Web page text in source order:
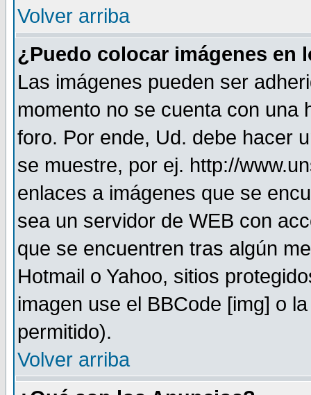
Volver arriba
¿Puedo colocar imágenes en
Las imágenes pueden ser
momento no se cuenta con una
foro. Por ende, Ud. debe hacer
se muestre, por ej. http://
enlaces a imágenes que se
sea un servidor de WEB con
que se encuentren tras algún
Hotmail o Yahoo, sitios
imagen use el BBCode [img] o
permitido).
Volver arriba